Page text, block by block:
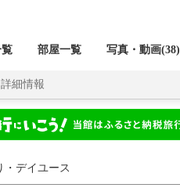
部屋一覧 写真・動画(38)
詳細情報
・デイユース